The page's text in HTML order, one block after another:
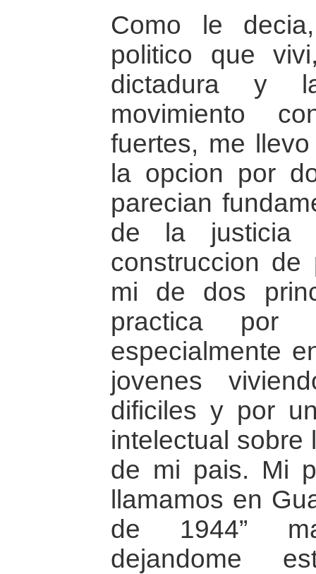
Como le
politico que
dictadura y
movimiento
fuertes, me
la opcion por
parecian
de la
construccion
mi de dos
practica por
especialmente
jovenes
dificiles y por
intelectual sobre
de mi pais. Mi
llamamos en
de 1944”
dejandome